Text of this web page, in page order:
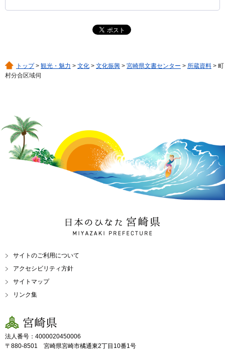
トップ> 観光・魅力 > 文化 > 文化振興 > 宮崎県文書センター > 所蔵資料 > 町
村分合区域伺
日本のひなた 宮崎県
MIYAZAKI PREFECTURE
サイトのご利用について
アクセシビリティ方針
サイトマップ
リンク集
宮崎県
法人番号：4000020450006
〒880-8501 宮崎県宮崎市橘通東2丁目10番1号